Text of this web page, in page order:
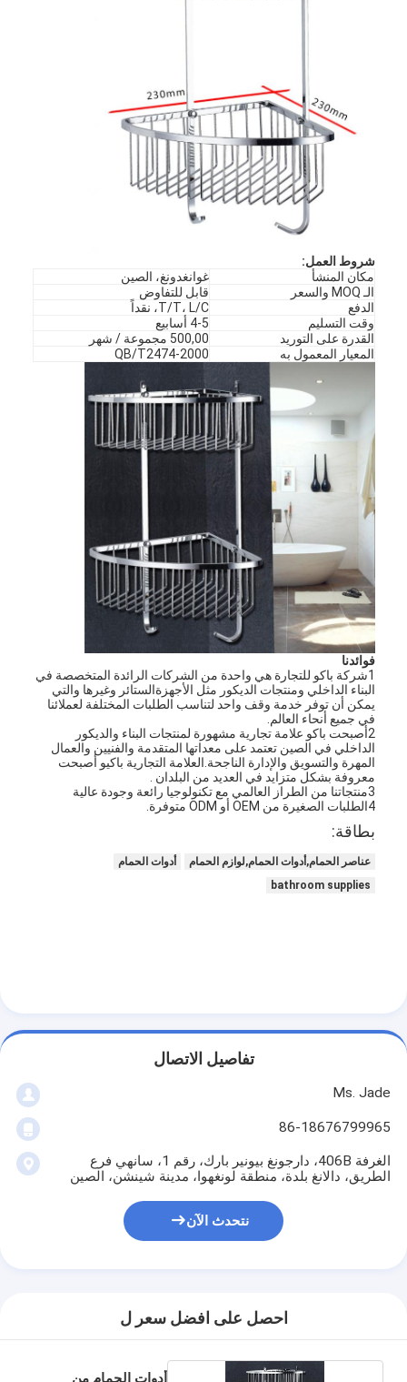
المنزل
جولة في المصنع
قفل الباب من الفولاذ المقاوم للصدأ
شروط العمل:
مكان المنشأ
غوانغدونغ، الصين
الـ MOQ والسعر
قابل للتفاوض
الدفع
T/T، L/C، نقداً
وقت التسليم
4-5 أسابيع
القدرة على التوريد
500,00 مجموعة / شهر
المعيار المعمول به
QB/T2474-2000
فوائدنا
1شركة باكو للتجارة هي واحدة من الشركات الرائدة المتخصصة في
البناء الداخلي ومنتجات الديكور مثل الأجهزةالستائر وغيرها والتي
يمكن أن توفر خدمة وقف واحد لتناسب الطلبات المختلفة لعملائنا
في جميع أنحاء العالم.
2أصبحت باكو علامة تجارية مشهورة لمنتجات البناء والديكور
الداخلي في الصين تعتمد على معداتها المتقدمة والفنيين والعمال
المهرة والتسويق والإدارة الناجحة.العلامة التجارية باكيو أصبحت
معروفة بشكل متزايد في العديد من البلدان .
3منتجاتنا من الطراز العالمي مع تكنولوجيا رائعة وجودة عالية
4الطلبات الصغيرة من OEM أو ODM متوفرة.
بطاقة:
عناصر الحمام,أدوات الحمام,لوازم الحمام
أدوات الحمام
bathroom supplies
تفاصيل الاتصال
Ms. Jade
86-18676799965
الغرفة 406B، دارجونغ بيونير بارك، رقم 1، سانهي فرع
الطريق، دالانغ بلدة، منطقة لونغهوا، مدينة شينشن، الصين
نتحدث الآن
احصل على افضل سعر ل
أدوات الحمام من